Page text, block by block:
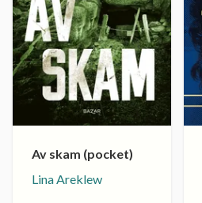
Av skam (pocket)
Lina Areklew